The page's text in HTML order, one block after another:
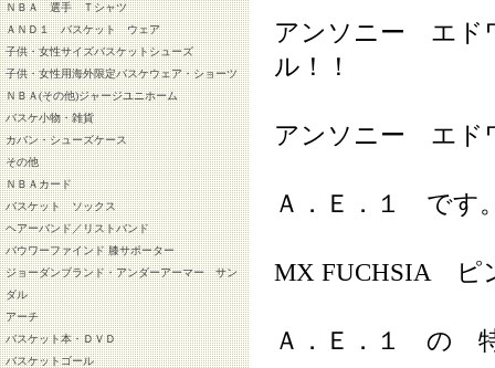
ＮＢＡ 選手 Ｔシャツ
ＡＮＤ１ バスケット ウェア
子供・女性サイズバスケットシューズ
子供・女性用海外限定バスケウェア・ショーツ
ＮＢＡ(その他)ジャージユニホーム
バスケ小物・雑貨
カバン・シューズケース
その他
ＮＢＡカード
バスケット ソックス
ヘアーバンド／リストバンド
バウワーファインド 膝サポーター
ジョーダンブランド・アンダーアーマー サン
ダル
アーチ
バスケット本・ＤＶＤ
バスケットゴール
アンソニー エ
ル！！
アンソニー エ
Ａ．Ｅ．１ です
MX FUCHSIA
Ａ．Ｅ．１ の